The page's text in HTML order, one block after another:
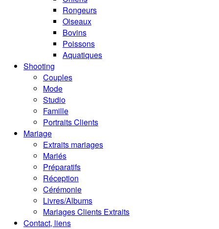
Rongeurs
Oiseaux
Bovins
Poissons
Aquatiques
Shooting
Couples
Mode
Studio
Famille
Portraits Clients
Mariage
Extraits mariages
Mariés
Préparatifs
Réception
Cérémonie
Livres/Albums
Mariages Clients Extraits
Contact, liens